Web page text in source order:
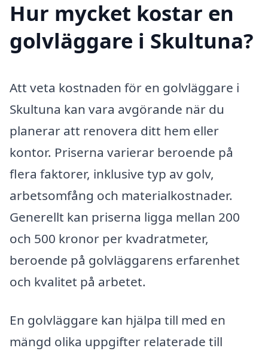
Hur mycket kostar en
golvläggare i Skultuna?
Att veta kostnaden för en golvläggare i
Skultuna kan vara avgörande när du
planerar att renovera ditt hem eller
kontor. Priserna varierar beroende på
flera faktorer, inklusive typ av golv,
arbetsomfång och materialkostnader.
Generellt kan priserna ligga mellan 200
och 500 kronor per kvadratmeter,
beroende på golvläggarens erfarenhet
och kvalitet på arbetet.
En golvläggare kan hjälpa till med en
mängd olika uppgifter relaterade till